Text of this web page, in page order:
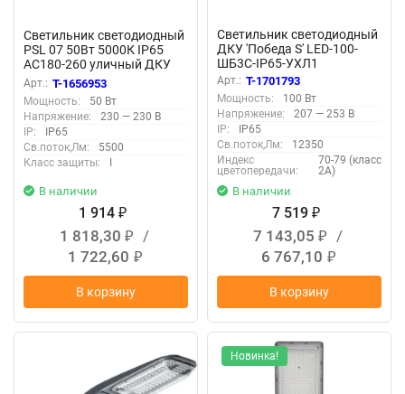
Светильник светодиодный
PSL 07 50Вт 5000К IP65
AC180-260 уличный ДКУ
Pro JazzWay 5041059
Арт.: T-1656953
Мощность:
50 Вт
Напряжение:
230 — 230 В
IP:
IP65
Св.поток,Лм:
5500
Класс защиты:
I
В наличии
1 914 ₽
1 818,30 ₽
/
1 722,60 ₽
В корзину
Светильник светодиодный
ДКУ 'Победа S' LED-100-
ШБ3С-IP65-УХЛ1
(750/E/X/RAL9023/C50/PM
MA/ST/G1) сер. GALAD
22730
Арт.: T-1701793
Мощность:
100 Вт
Напряжение:
207 — 253 В
IP:
IP65
Св.поток,Лм:
12350
Индекс
цветопередачи:
70-79 (класс
2А)
В наличии
7 519 ₽
7 143,05 ₽
/
6 767,10 ₽
В корзину
Новинка!